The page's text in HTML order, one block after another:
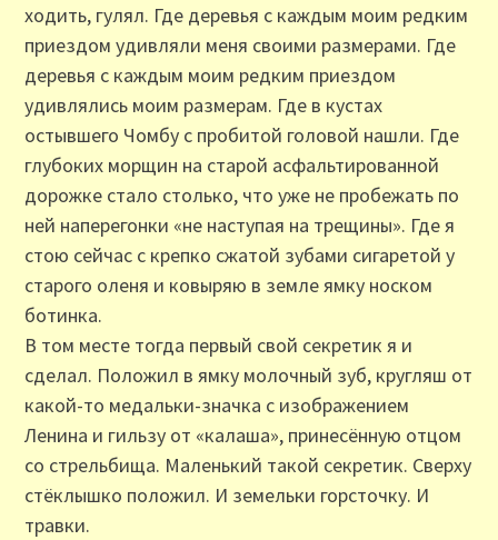
ходить, гулял. Где деревья с каждым моим редким
приездом удивляли меня своими размерами. Где
деревья с каждым моим редким приездом
удивлялись моим размерам. Где в кустах
остывшего Чомбу с пробитой головой нашли. Где
глубоких морщин на старой асфальтированной
дорожке стало столько, что уже не пробежать по
ней наперегонки «не наступая на трещины». Где я
стою сейчас с крепко сжатой зубами сигаретой у
старого оленя и ковыряю в земле ямку носком
ботинка.
В том месте тогда первый свой секретик я и
сделал. Положил в ямку молочный зуб, кругляш от
какой-то медальки-значка с изображением
Ленина и гильзу от «калаша», принесённую отцом
со стрельбища. Маленький такой секретик. Сверху
стёклышко положил. И земельки горсточку. И
травки.